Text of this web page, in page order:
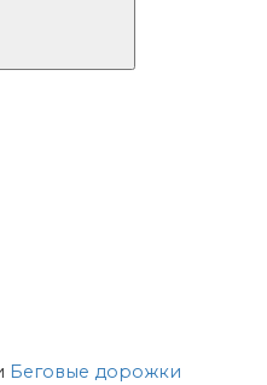
Беговые дорожки